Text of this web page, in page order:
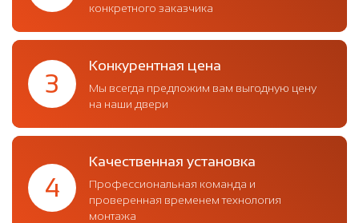
конкретного заказчика
3
Конкурентная цена
Мы всегда предложим вам выгодную цену
на наши двери
4
Качественная установка
Профессиональная команда и
проверенная временем технология
монтажа